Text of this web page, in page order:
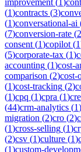
(1)contracts (3)
(1)conversational-ai
(7)conversion-rate (2
consent (1)copilot (1
(5)corporate-tax (1)
accounting (1)cost-
comparison (2)cost-
(1)cost-tracking (2)
(1)cpq (1)cpra (1)
(44)crm-analytics (1)
migration (2)cro (2)
(1)cross-selling (1)
(2)csv (1)culture (1)
(1)custom-